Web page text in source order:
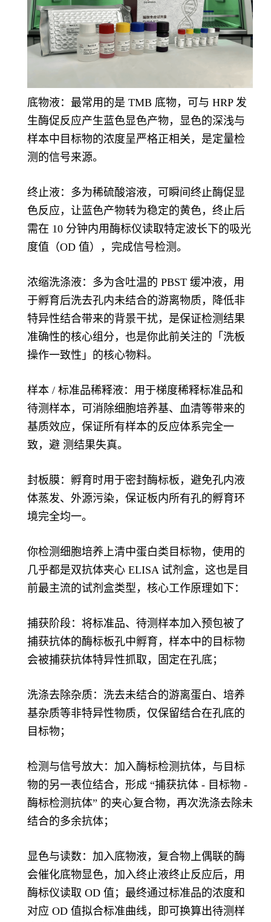
底物液：最常用的是 TMB 底物，可与 HRP 发
生酶促反应产生蓝色显色产物，显色的深浅与
样本中目标物的浓度呈严格正相关，是定量检
测的信号来源。
终止液：多为稀硫酸溶液，可瞬间终止酶促显
色反应，让蓝色产物转为稳定的黄色，终止后
需在 10 分钟内用酶标仪读取特定波长下的吸光
度值（OD 值），完成信号检测。
浓缩洗涤液：多为含吐温的 PBST 缓冲液，用
于孵育后洗去孔内未结合的游离物质，降低非
特异性结合带来的背景干扰，是保证检测结果
准确性的核心组分，也是你此前关注的「洗板
操作一致性」的核心物料。
样本 / 标准品稀释液：用于梯度稀释标准品和
待测样本，可消除细胞培养基、血清等带来的
基质效应，保证所有样本的反应体系完全一
致，避 测结果失真。
封板膜：孵育时用于密封酶标板，避免孔内液
体蒸发、外源污染，保证板内所有孔的孵育环
境完全均一。
你检测细胞培养上清中蛋白类目标物，使用的
几乎都是双抗体夹心 ELISA 试剂盒，这也是目
前最主流的试剂盒类型，核心工作原理如下：
捕获阶段：将标准品、待测样本加入预包被了
捕获抗体的酶标板孔中孵育，样本中的目标物
会被捕获抗体特异性抓取，固定在孔底；
洗涤去除杂质：洗去未结合的游离蛋白、培养
基杂质等非特异性物质，仅保留结合在孔底的
目标物；
检测与信号放大：加入酶标检测抗体，与目标
物的另一表位结合，形成 “捕获抗体 - 目标物 -
酶标检测抗体” 的夹心复合物，再次洗涤去除未
结合的多余抗体；
显色与读数：加入底物液，复合物上偶联的酶
会催化底物显色，加入终止液终止反应后，用
酶标仪读取 OD 值；最终通过标准品的浓度和
对应 OD 值拟合标准曲线，即可换算出待测样